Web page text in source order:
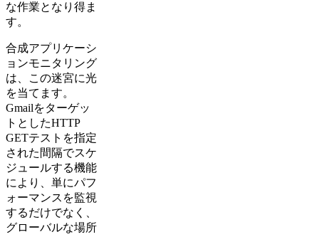
な作業となり得ま
す。
合成アプリケーシ
ョンモニタリング
は、この迷宮に光
を当てます。
Gmailをターゲッ
トとしたHTTP
GETテストを指定
された間隔でスケ
ジュールする機能
により、単にパフ
ォーマンスを監視
するだけでなく、
グローバルな場所